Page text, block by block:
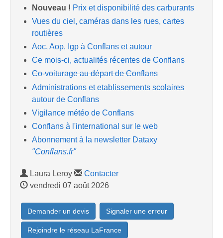
Nouveau ! Prix et disponibilité des carburants
Vues du ciel, caméras dans les rues, cartes
routières
Aoc, Aop, Igp à Conflans et autour
Ce mois-ci, actualités récentes de Conflans
Co-voiturage au départ de Conflans
Administrations et etablissements scolaires
autour de Conflans
Vigilance météo de Conflans
Conflans à l'international sur le web
Abonnement à la newsletter Dataxy
"Conflans.fr"
Laura Leroy
Contacter
vendredi 07 août 2026
Demander un devis Signaler une erreur
Rejoindre le réseau LaFrance